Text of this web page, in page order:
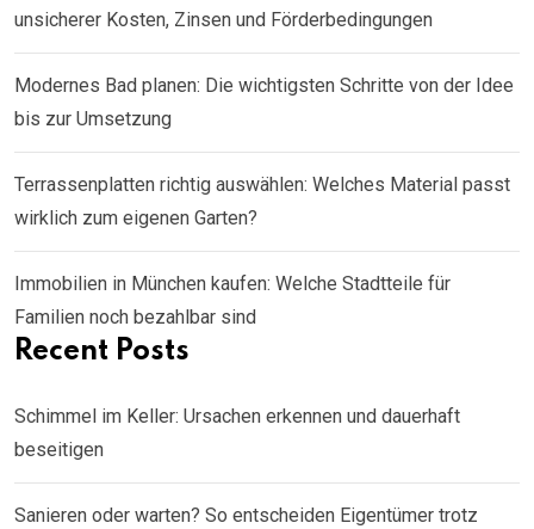
unsicherer Kosten, Zinsen und Förderbedingungen
Modernes Bad planen: Die wichtigsten Schritte von der Idee
bis zur Umsetzung
Terrassenplatten richtig auswählen: Welches Material passt
wirklich zum eigenen Garten?
Immobilien in München kaufen: Welche Stadtteile für
Familien noch bezahlbar sind
Recent Posts
Schimmel im Keller: Ursachen erkennen und dauerhaft
beseitigen
Sanieren oder warten? So entscheiden Eigentümer trotz